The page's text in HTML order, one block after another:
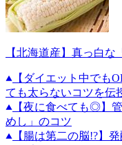
【北海道産】真っ白
【ダイエット中でも
ても太らないコツを伝
【夜に食べても◎】
めし」のコツ
【腸は第二の脳!?】